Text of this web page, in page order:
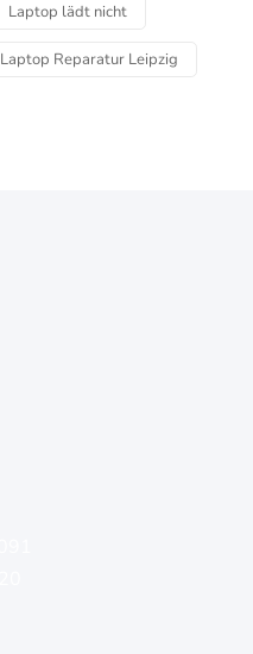
Laptop lädt nicht
Laptop Reparatur Leipzig